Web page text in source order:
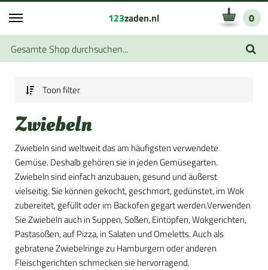
123zaden.nl 0
Toon filter
Zwiebeln
Zwiebeln sind weltweit das am häufigsten verwendete
Gemüse. Deshalb gehören sie in jeden Gemüsegarten.
Zwiebeln sind einfach anzubauen, gesund und äußerst
vielseitig. Sie können gekocht, geschmort, gedünstet, im Wok
zubereitet, gefüllt oder im Backofen gegart werden.Verwenden
Sie Zwiebeln auch in Suppen, Soßen, Eintöpfen, Wokgerichten,
Pastasoßen, auf Pizza, in Salaten und Omeletts. Auch als
gebratene Zwiebelringe zu Hamburgern oder anderen
Fleischgerichten schmecken sie hervorragend.